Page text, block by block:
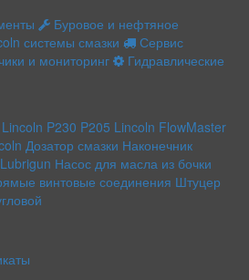
Буровое и нефтяное
системы смазки
Сервис
и мониторинг
Гидравлические
Lincoln P230 P205 Lincoln FlowMaster
Дозатор смазки Наконечник
Насос для масла из бочки
винтовые соединения Штуцер